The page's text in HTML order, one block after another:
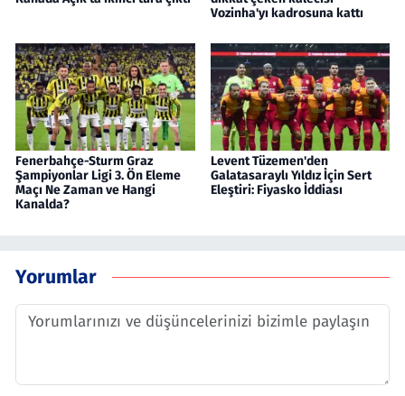
Vozinha'yı kadrosuna kattı
Fenerbahçe-Sturm Graz
Şampiyonlar Ligi 3. Ön Eleme
Maçı Ne Zaman ve Hangi
Kanalda?
Levent Tüzemen'den
Galatasaraylı Yıldız İçin Sert
Eleştiri: Fiyasko İddiası
Yorumlar